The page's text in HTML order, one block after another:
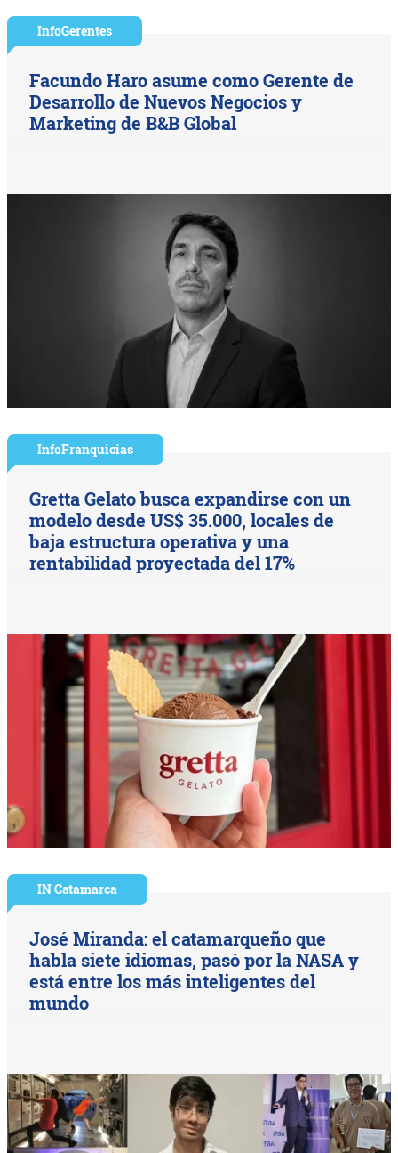
InfoGerentes
Facundo Haro asume como Gerente de
Desarrollo de Nuevos Negocios y
Marketing de B&B Global
InfoFranquicias
Gretta Gelato busca expandirse con un
modelo desde US$ 35.000, locales de
baja estructura operativa y una
rentabilidad proyectada del 17%
IN Catamarca
José Miranda: el catamarqueño que
habla siete idiomas, pasó por la NASA y
está entre los más inteligentes del
mundo